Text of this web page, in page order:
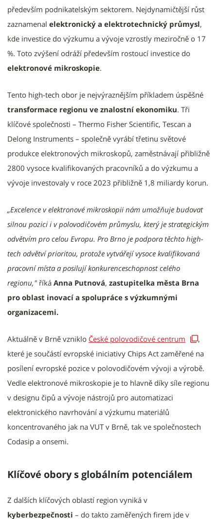
především podnikatelským sektorem. Nejdynamičtější růst
zaznamenal elektronický a elektrotechnický průmysl,
kde investice do výzkumu a vývoje vzrostly meziročně o 17
%. Toto zvýšení odráží především rostoucí investice do
elektronové mikroskopie.
Tento high-tech obor je nejvýraznějším příkladem úspěšné
transformace regionu ve znalostní ekonomiku. Tři
klíčové společnosti – Thermo Fisher Scientific, Tescan a
Delong Instruments – společně vyrábí třetinu světové
produkce elektronových mikroskopů, zaměstnávají přibližně
2800 vysoce kvalifikovaných pracovníků a do výzkumu a
vývoje investovaly v roce 2023 přibližně 1,8 miliardy korun.
„Excelence v elektronové mikroskopii nám umožňuje budovat
silnou pozici i v polovodičovém průmyslu, který je strategickým
odvětvím pro celou Evropu. Pro Brno je podpora těchto high-
tech odvětví prioritou, protože vytvářejí vysoce kvalifikovaná
pracovní místa a posilují konkurenceschopnost celého
regionu," říká Anna Putnová, zastupitelka města Brna
pro oblast inovací a spolupráce s výzkumnými
organizacemi.
Aktuálně v Brně vzniklo České polovodičové centrum
,
které je součástí evropské iniciativy Chips Act zaměřené na
posílení evropské pozice v polovodičovém vývoji a výrobě.
Vedle elektronové mikroskopie je to hlavně díky síle regionu
v designu čipů a vývoje nástrojů pro automatizaci
elektronického navrhování a výzkumu materiálů
koncentrovaného jak na VUT v Brně, tak ve společnostech
Codasip a onsemi.
Klíčové obory s globálním potenciálem
Z dalších klíčových oblastí region vyniká v
kyberbezpečnosti – do takto zaměřených firem jde v